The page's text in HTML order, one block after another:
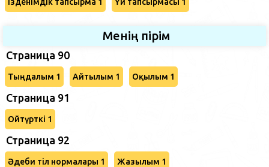
Менің пірім
Страница 90
Тыңдалым 1 Айтылым 1 Оқылым 1
Страница 91
Ойтүрткі 1
Страница 92
Әдеби тіл нормалары 1 Жазылым 1